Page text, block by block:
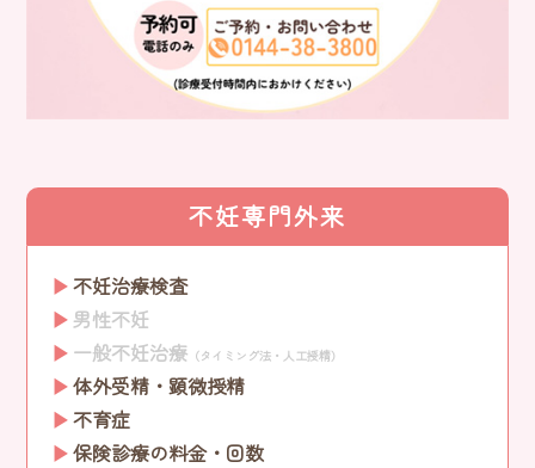
不妊専門外来
不妊治療検査
男性不妊
一般不妊治療 （タイミング法・人工授精）
体外受精・顕微授精
不育症
保険診療の料金・回数